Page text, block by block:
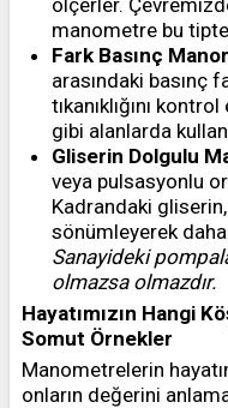
ölçerler.
manometre bu
Fark Basınç
arasındaki basınç
tıkanıklığını
gibi alanlarda
Gliserin Dolgulu
veya pulsasyonlu
Kadrandaki
sönümleyerek
Sanayideki
olmazsa olmazdır.
Hayatımızın Hangi
Somut Örnekler
Manometrelerin
onların değerini